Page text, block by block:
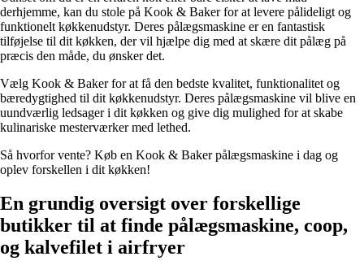
derhjemme, kan du stole på Kook & Baker for at levere pålideligt og
funktionelt køkkenudstyr. Deres pålægsmaskine er en fantastisk
tilføjelse til dit køkken, der vil hjælpe dig med at skære dit pålæg på
præcis den måde, du ønsker det.
Vælg Kook & Baker for at få den bedste kvalitet, funktionalitet og
bæredygtighed til dit køkkenudstyr. Deres pålægsmaskine vil blive en
uundværlig ledsager i dit køkken og give dig mulighed for at skabe
kulinariske mesterværker med lethed.
Så hvorfor vente? Køb en Kook & Baker pålægsmaskine i dag og
oplev forskellen i dit køkken!
En grundig oversigt over forskellige
butikker til at finde pålægsmaskine, coop,
og kalvefilet i airfryer